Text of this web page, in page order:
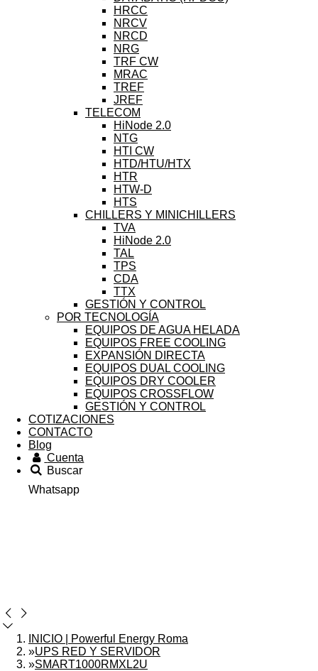
HRCC
NRCV
NRCD
NRG
TRF CW
MRAC
TREF
JREF
TELECOM
HiNode 2.0
NTG
HTI CW
HTD/HTU/HTX
HTR
HTW-D
HTS
CHILLERS Y MINICHILLERS
TVA
HiNode 2.0
TAL
TPS
CDA
TTX
GESTIÓN Y CONTROL
POR TECNOLOGÍA
EQUIPOS DE AGUA HELADA
EQUIPOS FREE COOLING
EXPANSIÓN DIRECTA
EQUIPOS DUAL COOLING
EQUIPOS DRY COOLER
EQUIPOS CROSSFLOW
GESTIÓN Y CONTROL
COTIZACIONES
CONTACTO
Blog
Cuenta
Buscar
Whatsapp
INICIO | Powerful Energy Roma
»UPS RED Y SERVIDOR
»SMART1000RMXL2U